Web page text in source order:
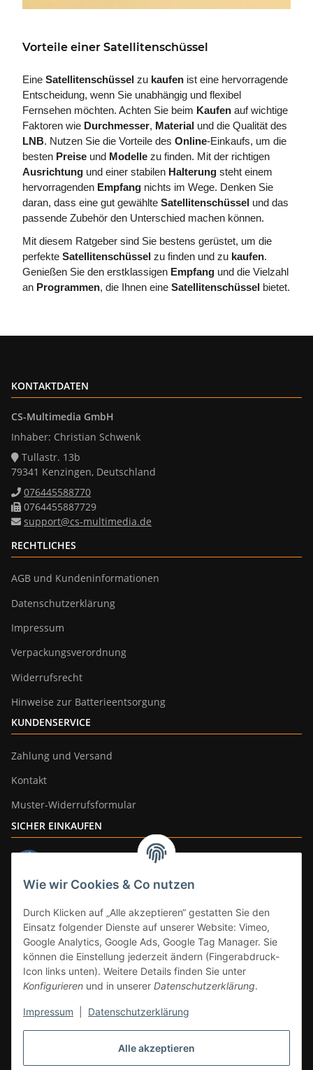
Alle akzeptieren
Wie wir Cookies & Co nutzen
Durch Klicken auf „Alle akzeptieren“ gestatten Sie den
Einsatz folgender Dienste auf unserer Website: Vimeo,
Google Analytics, Google Ads, Google Tag Manager. Sie
können die Einstellung jederzeit ändern (Fingerabdruck-
Icon links unten). Weitere Details finden Sie unter
Konfigurieren und in unserer Datenschutzerklärung.
Impressum Datenschutzerklärung
Vorteile einer Satellitenschüssel
Eine Satellitenschüssel zu kaufen ist eine hervorragende
Entscheidung, wenn Sie unabhängig und flexibel
Fernsehen möchten. Achten Sie beim Kaufen auf wichtige
Faktoren wie Durchmesser, Material und die Qualität des
LNB. Nutzen Sie die Vorteile des Online-Einkaufs, um die
besten Preise und Modelle zu finden. Mit der richtigen
Ausrichtung und einer stabilen Halterung steht einem
hervorragenden Empfang nichts im Wege. Denken Sie
daran, dass eine gut gewählte Satellitenschüssel und das
passende Zubehör den Unterschied machen können.
Mit diesem Ratgeber sind Sie bestens gerüstet, um die
perfekte Satellitenschüssel zu finden und zu kaufen.
Genießen Sie den erstklassigen Empfang und die Vielzahl
an Programmen, die Ihnen eine Satellitenschüssel bietet.
KONTAKTDATEN
CS-Multimedia GmbH
Inhaber: Christian Schwenk
Tullastr. 13b
79341 Kenzingen, Deutschland
076445588770
0764455887729
support@cs-multimedia.de
RECHTLICHES
AGB und Kundeninformationen
Datenschutzerklärung
Impressum
Verpackungsverordnung
Widerrufsrecht
Hinweise zur Batterieentsorgung
KUNDENSERVICE
Zahlung und Versand
Kontakt
Muster-Widerrufsformular
SICHER EINKAUFEN
Vertrag widerrufen
* Alle Preise inkl. gesetzlicher Mwst., zzgl.Versand